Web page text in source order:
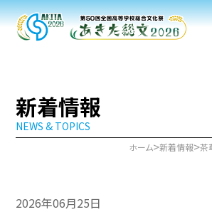
大会概要
ホーム>新着情報>茶
新着情報
NEWS & TOPICS
2026年06月25日